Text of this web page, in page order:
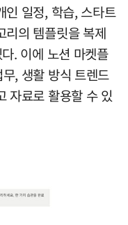
인 일정, 학습, 스타트
리의 템플릿을 복제
. 이에 노션 마켓플
, 생활 방식 트렌드
자료로 활용할 수 있